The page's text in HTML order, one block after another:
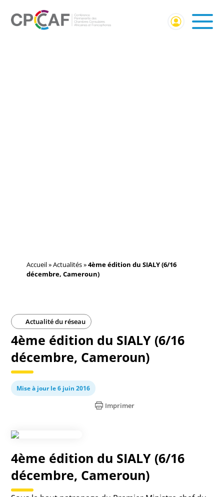
Accueil»Actualités»4ème édition du SIALY (6/16
décembre, Cameroun)
Actualité du réseau
4ème édition du SIALY (6/16
décembre, Cameroun)
Mise à jour le 6 juin 2016
Imprimer
4ème édition du SIALY (6/16
décembre, Cameroun)